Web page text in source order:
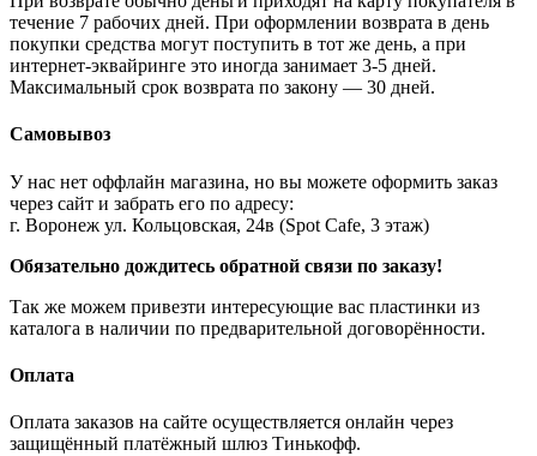
течение 7 рабочих дней. При оформлении возврата в день
покупки средства могут поступить в тот же день, а при
интернет-эквайринге это иногда занимает 3-5 дней.
Максимальный срок возврата по закону — 30 дней.
Самовывоз
У нас нет оффлайн магазина, но вы можете оформить заказ
через сайт и забрать его по адресу:
г. Воронеж ул. Кольцовская, 24в (Spot Cafe, 3 этаж)
Обязательно дождитесь обратной связи по заказу!
Так же можем привезти интересующие вас пластинки из
каталога в наличии по предварительной договорённости.
Оплата
Оплата заказов на сайте осуществляется онлайн через
защищённый платёжный шлюз Тинькофф.